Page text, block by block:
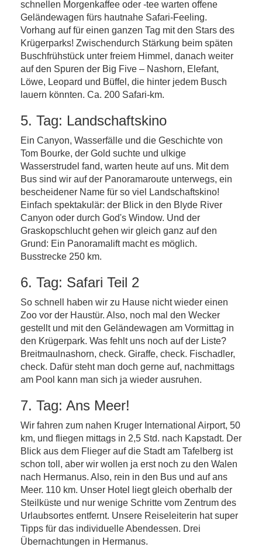
schnellen Morgenkaffee oder -tee warten offene
Geländewagen fürs hautnahe Safari-Feeling.
Vorhang auf für einen ganzen Tag mit den Stars des
Krügerparks! Zwischendurch Stärkung beim späten
Buschfrühstück unter freiem Himmel, danach weiter
auf den Spuren der Big Five – Nashorn, Elefant,
Löwe, Leopard und Büffel, die hinter jedem Busch
lauern könnten. Ca. 200 Safari-km.
5. Tag: Landschaftskino
Ein Canyon, Wasserfälle und die Geschichte von
Tom Bourke, der Gold suchte und ulkige
Wasserstrudel fand, warten heute auf uns. Mit dem
Bus sind wir auf der Panoramaroute unterwegs, ein
bescheidener Name für so viel Landschaftskino!
Einfach spektakulär: der Blick in den Blyde River
Canyon oder durch God's Window. Und der
Graskopschlucht gehen wir gleich ganz auf den
Grund: Ein Panoramalift macht es möglich.
Busstrecke 250 km.
6. Tag: Safari Teil 2
So schnell haben wir zu Hause nicht wieder einen
Zoo vor der Haustür. Also, noch mal den Wecker
gestellt und mit den Geländewagen am Vormittag in
den Krügerpark. Was fehlt uns noch auf der Liste?
Breitmaulnashorn, check. Giraffe, check. Fischadler,
check. Dafür steht man doch gerne auf, nachmittags
am Pool kann man sich ja wieder ausruhen.
7. Tag: Ans Meer!
Wir fahren zum nahen Kruger International Airport, 50
km, und fliegen mittags in 2,5 Std. nach Kapstadt. Der
Blick aus dem Flieger auf die Stadt am Tafelberg ist
schon toll, aber wir wollen ja erst noch zu den Walen
nach Hermanus. Also, rein in den Bus und auf ans
Meer. 110 km. Unser Hotel liegt gleich oberhalb der
Steilküste und nur wenige Schritte vom Zentrum des
Urlaubsortes entfernt. Unsere Reiseleiterin hat super
Tipps für das individuelle Abendessen. Drei
Übernachtungen in Hermanus.